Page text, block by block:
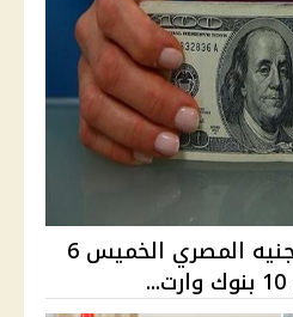
سعر الدولار مقابل الجنيه المصري الخميس 6